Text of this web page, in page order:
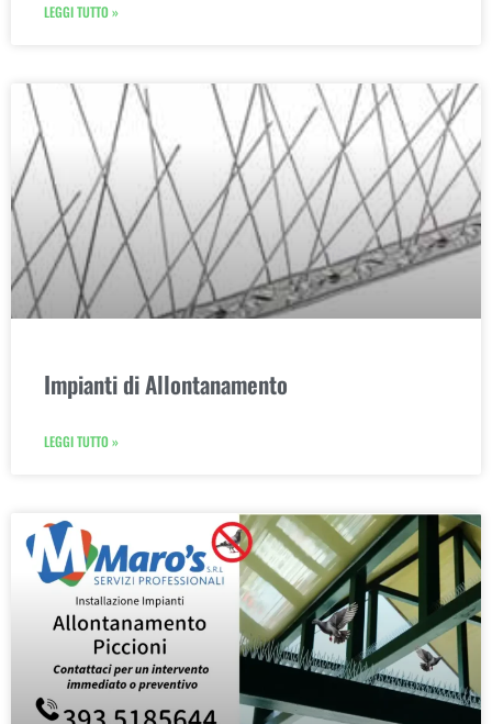
LEGGI TUTTO »
Impianti di Allontanamento
LEGGI TUTTO »